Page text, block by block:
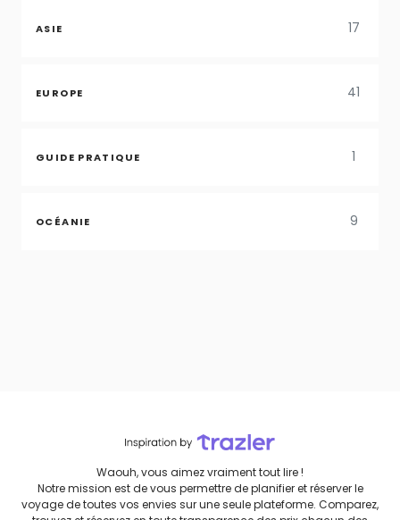
ASIE 17
EUROPE 41
GUIDE PRATIQUE 1
OCÉANIE 9
Waouh, vous aimez vraiment tout lire !
Notre mission est de vous permettre de planifier et réserver le
voyage de toutes vos envies sur une seule plateforme. Comparez,